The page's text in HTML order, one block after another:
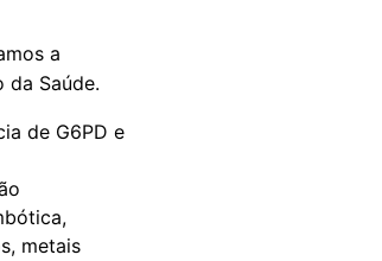
a
da Saúde.
de G6PD e
metais